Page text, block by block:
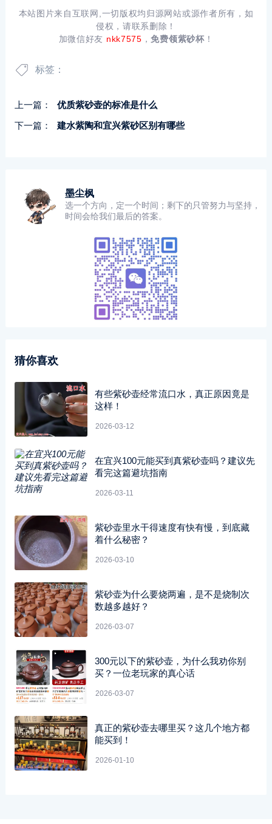
本站图片来自互联网,一切版权均归源网站或源作者所有，如
侵权，请联系删除！
加微信好友 nkk7575 ，免费领紫砂杯！
标签：
上一篇：
优质紫砂壶的标准是什么
下一篇：
建水紫陶和宜兴紫砂区别有哪些
墨尘枫
选一个方向，定一个时间；剩下的只管努力与坚持，
时间会给我们最后的答案。
猜你喜欢
有些紫砂壶经常流口水，真正原因竟是
这样！
2026-03-12
在宜兴100元能买到真紫砂壶吗？建议先
看完这篇避坑指南
2026-03-11
紫砂壶里水干得速度有快有慢，到底藏
着什么秘密？
2026-03-10
紫砂壶为什么要烧两遍，是不是烧制次
数越多越好？
2026-03-07
300元以下的紫砂壶，为什么我劝你别
买？一位老玩家的真心话
2026-03-07
真正的紫砂壶去哪里买？这几个地方都
能买到！
2026-01-10